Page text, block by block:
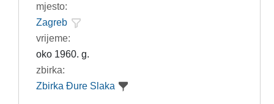
mjesto:
Zagreb
vrijeme:
oko 1960. g.
zbirka:
Zbirka Đure Slaka